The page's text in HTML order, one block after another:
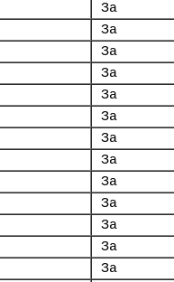
За
За
За
За
За
За
За
За
За
За
За
За
За